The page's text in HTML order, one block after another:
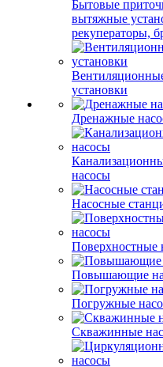
Бытовые
вытяжные
рекуператоры,
установки
Дренажные
насосы
Насосные
Поверхностные
Повышающие
Погружные
Скважинные